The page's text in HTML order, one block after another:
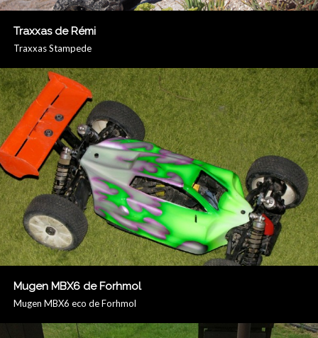
Traxxas de Rémi
Traxxas Stampede
Mugen MBX6 de Forhmol
Mugen MBX6 eco de Forhmol